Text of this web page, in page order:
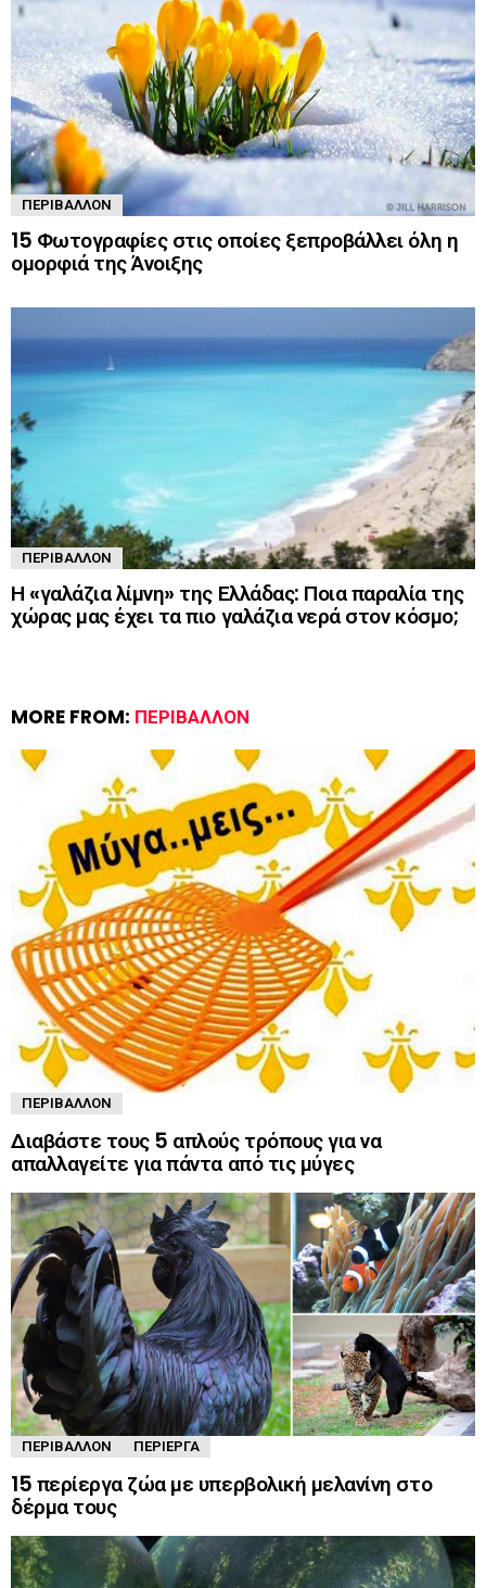
ΠΕΡΙΒΆΛΛΟΝ
15 Φωτογραφίες στις οποίες ξεπροβάλλει όλη η
ομορφιά της Άνοιξης
ΠΕΡΙΒΆΛΛΟΝ
Η «γαλάζια λίμνη» της Ελλάδας: Ποια παραλία της
χώρας μας έχει τα πιο γαλάζια νερά στον κόσμο;
MORE FROM: ΠΕΡΙΒΆΛΛΟΝ
ΠΕΡΙΒΆΛΛΟΝ
Διαβάστε τους 5 απλούς τρόπους για να
απαλλαγείτε για πάντα από τις μύγες
ΠΕΡΙΒΆΛΛΟΝ ΠΕΡΊΕΡΓΑ
15 περίεργα ζώα με υπερβολική μελανίνη στο
δέρμα τους